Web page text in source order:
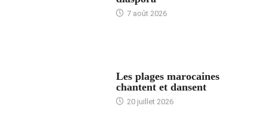
7 août 2026
Les plages marocaines
chantent et dansent
20 juillet 2026